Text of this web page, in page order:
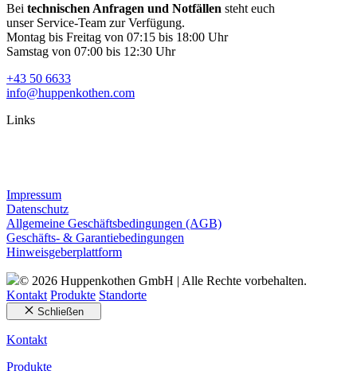
Bei technischen Anfragen und Notfällen steht euch
unser Service-Team zur Verfügung.
Montag bis Freitag von 07:15 bis 18:00 Uhr
Samstag von 07:00 bis 12:30 Uhr
+43 50 6633
info@huppenkothen.com
Links
Impressum
Datenschutz
Allgemeine Geschäftsbedingungen (AGB)
Geschäfts- & Garantiebedingungen
Hinweisgeberplattform
© 2026 Huppenkothen GmbH | Alle Rechte vorbehalten.
Kontakt Produkte Standorte
Schließen
Kontakt
Produkte